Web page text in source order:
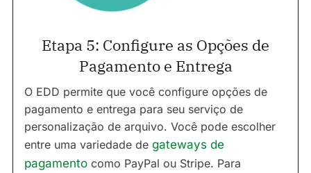
Etapa 5: Configure as Opções de
Pagamento e Entrega
O EDD permite que você configure opções de
pagamento e entrega para seu serviço de
personalização de arquivo. Você pode escolher
entre uma variedade de gateways de
pagamento como PayPal ou Stripe. Para